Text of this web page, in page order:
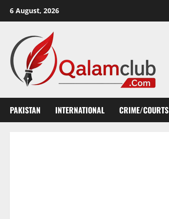
6 August, 2026
PAKISTAN INTERNATIONAL CRIME/COURTS